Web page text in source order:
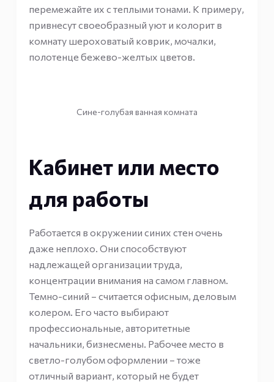
перемежайте их с теплыми тонами. К примеру,
привнесут своеобразный уют и колорит в
комнату шероховатый коврик, мочалки,
полотенце бежево-желтых цветов.
Сине-голубая ванная комната
Кабинет или место
для работы
Работается в окружении синих стен очень
даже неплохо. Они способствуют
надлежащей организации труда,
концентрации внимания на самом главном.
Темно-синий – считается офисным, деловым
колером. Его часто выбирают
профессиональные, авторитетные
начальники, бизнесмены. Рабочее место в
светло-голубом оформлении – тоже
отличный вариант, который не будет